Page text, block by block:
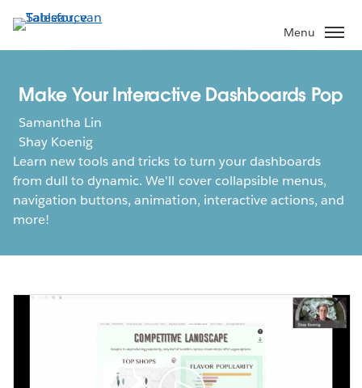
Verder
naar
hoofdinhoud
Menu
Make Your Interactive Dashboards Pop
Samantha Lin
Shay Koenig
Learn new tools and tricks to turn your dashboards
from dull to dynamic. We'll cover collapsible menus,
navigation buttons, animation, interactive actions, and
more!